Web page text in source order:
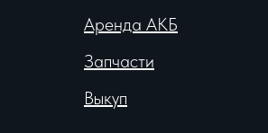
Аренда АКБ
Запчасти
Выкуп